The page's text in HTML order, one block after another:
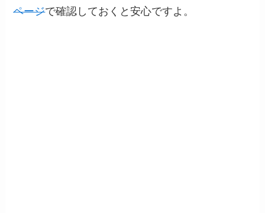
ページで確認しておくと安心ですよ。